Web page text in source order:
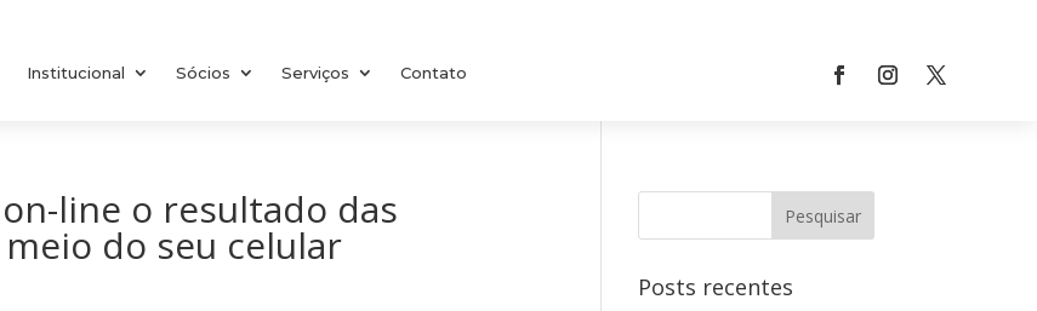
Institucional Sócios Serviços Contato
line o resultado das
do seu celular
Posts recentes